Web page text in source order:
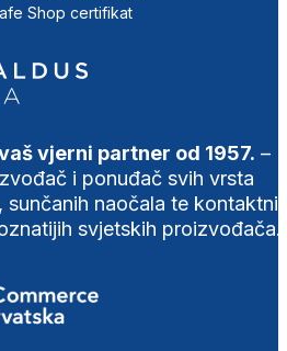
Shop certifikat
vjerni partner od 1957. –
i ponuđač svih vrsta
sunčanih naočala te
svjetskih proizvođača.